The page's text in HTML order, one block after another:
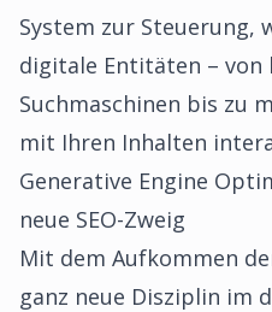
System zur Steuerung,
digitale Entitäten – von
Suchmaschinen bis zu
mit Ihren Inhalten
Generative Engine
neue SEO-Zweig
Mit dem Aufkommen
ganz neue Disziplin im